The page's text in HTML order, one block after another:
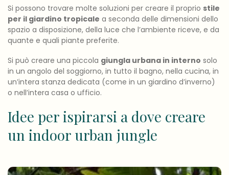
Si possono trovare molte soluzioni per creare il proprio stile
per il giardino tropicale a seconda delle dimensioni dello
spazio a disposizione, della luce che l’ambiente riceve, e da
quante e quali piante preferite.
Si può creare una piccola giungla urbana in interno solo
in un angolo del soggiorno, in tutto il bagno, nella cucina, in
un’intera stanza dedicata (come in un giardino d’inverno)
o nell’intera casa o ufficio.
Idee per ispirarsi a dove creare
un indoor urban jungle